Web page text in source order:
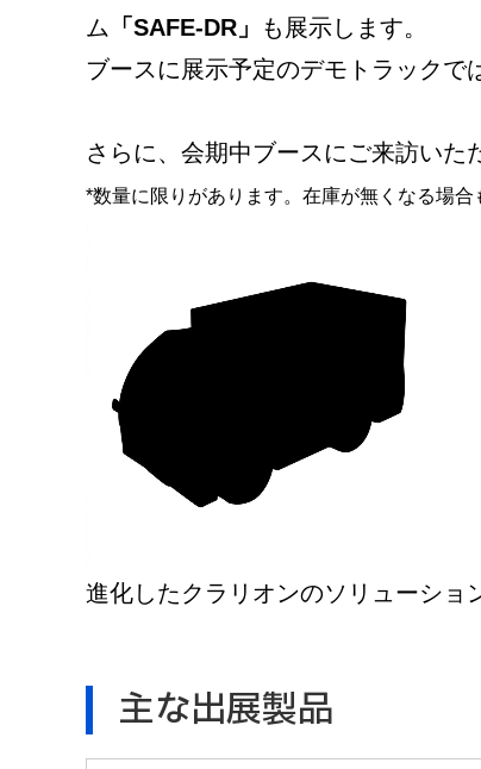
ム 「SAFE-DR」
も展示します。
ブースに展示予定のデモトラック
さらに、会期中ブースにご来訪いた
*数量に限りがあります。在庫が無くなる場合
進化したクラリオンのソリューショ
主な出展製品